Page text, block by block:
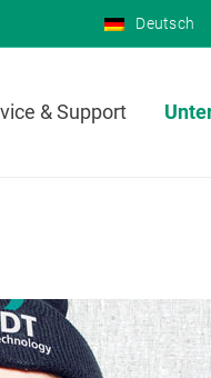
Deutsch
& Support